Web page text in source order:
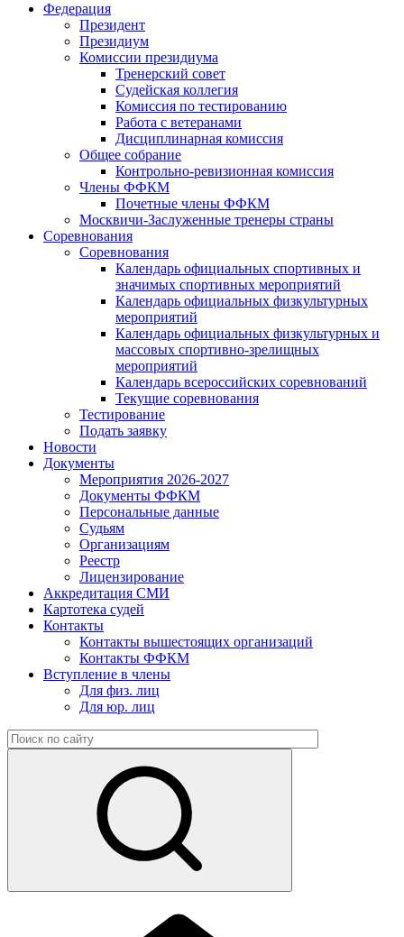
Федерация
Президент
Президиум
Комиссии президиума
Тренерский совет
Судейская коллегия
Комиссия по тестированию
Работа с ветеранами
Дисциплинарная комиссия
Общее собрание
Контрольно-ревизионная комиссия
Члены ФФКМ
Почетные члены ФФКМ
Москвичи-Заслуженные тренеры страны
Соревнования
Соревнования
Календарь официальных спортивных и
значимых спортивных мероприятий
Календарь официальных физкультурных
мероприятий
Календарь официальных физкультурных и
массовых спортивно-зрелищных
мероприятий
Календарь всероссийских соревнований
Текущие соревнования
Тестирование
Подать заявку
Новости
Документы
Мероприятия 2026-2027
Документы ФФКМ
Персональные данные
Судьям
Организациям
Реестр
Лицензирование
Аккредитация СМИ
Картотека судей
Контакты
Контакты вышестоящих организаций
Контакты ФФКМ
Вступление в члены
Для физ. лиц
Для юр. лиц